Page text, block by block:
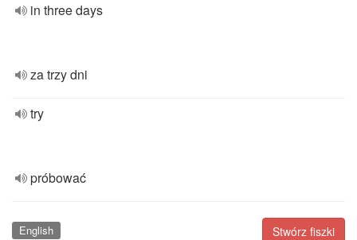
in three days
za trzy dni
try
próbować
Stwórz fiszki
English